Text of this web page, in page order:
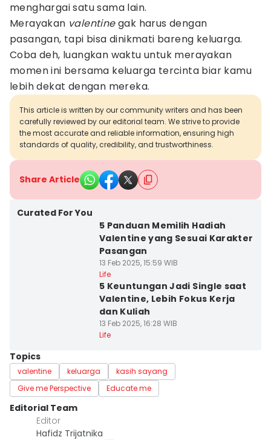
menghargai satu sama lain.
Merayakan valentinegak harus dengan
pasangan, tapi bisa dinikmati bareng keluarga.
Coba deh, luangkan waktu untuk merayakan
momen ini bersama keluarga tercinta biar kamu
lebih dekat dengan mereka.
This article is written by our community writers and has been
carefully reviewed by our editorial team. We strive to provide
the most accurate and reliable information, ensuring high
standards of quality, credibility, and trustworthiness.
Share Article
Curated For You
5 Panduan Memilih Hadiah
Valentine yang Sesuai Karakter
Pasangan
13 Feb 2025, 15:59 WIB
Life
5 Keuntungan Jadi Single saat
Valentine, Lebih Fokus Kerja
dan Kuliah
13 Feb 2025, 16:28 WIB
Life
Topics
valentine keluarga
kasih sayang
Give me Perspective
Educate me
Editorial Team
Editor
Hafidz Trijatnika